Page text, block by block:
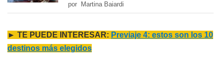
por Martina Baiardi
► TE PUEDE INTERESAR: Previaje 4: estos son los 10
destinos más elegidos